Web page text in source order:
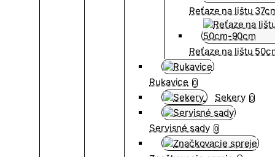
Reťaze na lištu
Reťaze na lištu
Rukavice 0
Sekery 0
Servisné sady 0